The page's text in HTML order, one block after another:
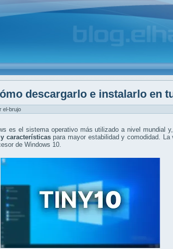
descargarlo e instalarlo en
el-brujo
es el sistema operativo más utilizado a nivel mundial
característicaspara mayor estabilidad y comodidad. La
de Windows 10.